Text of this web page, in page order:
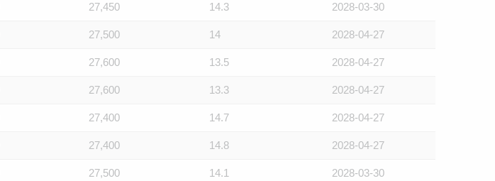
27,450 14.3 2028-03-30
27,500 14 2028-04-27
27,600 13.5 2028-04-27
27,600 13.3 2028-04-27
27,400 14.7 2028-04-27
27,400 14.8 2028-04-27
27,500 14.1 2028-03-30